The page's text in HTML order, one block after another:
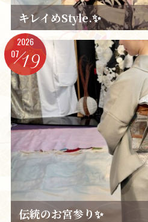
キレイめStyle.✨️
2026
0719
伝統のお宮参り✨️